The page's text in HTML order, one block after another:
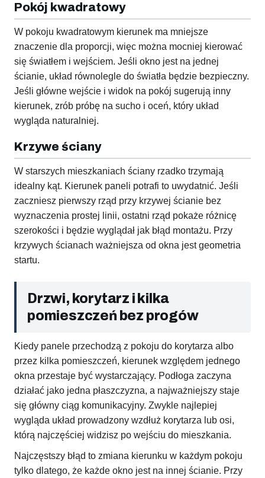
Pokój kwadratowy
W pokoju kwadratowym kierunek ma mniejsze
znaczenie dla proporcji, więc można mocniej kierować
się światłem i wejściem. Jeśli okno jest na jednej
ścianie, układ równolegle do światła będzie bezpieczny.
Jeśli główne wejście i widok na pokój sugerują inny
kierunek, zrób próbę na sucho i oceń, który układ
wygląda naturalniej.
Krzywe ściany
W starszych mieszkaniach ściany rzadko trzymają
idealny kąt. Kierunek paneli potrafi to uwydatnić. Jeśli
zaczniesz pierwszy rząd przy krzywej ścianie bez
wyznaczenia prostej linii, ostatni rząd pokaże różnicę
szerokości i będzie wyglądał jak błąd montażu. Przy
krzywych ścianach ważniejsza od okna jest geometria
startu.
Drzwi, korytarz i kilka
pomieszczeń bez progów
Kiedy panele przechodzą z pokoju do korytarza albo
przez kilka pomieszczeń, kierunek względem jednego
okna przestaje być wystarczający. Podłoga zaczyna
działać jako jedna płaszczyzna, a najważniejszy staje
się główny ciąg komunikacyjny. Zwykle najlepiej
wygląda układ prowadzony wzdłuż korytarza lub osi,
którą najczęściej widzisz po wejściu do mieszkania.
Najczęstszy błąd to zmiana kierunku w każdym pokoju
tylko dlatego, że każde okno jest na innej ścianie. Przy